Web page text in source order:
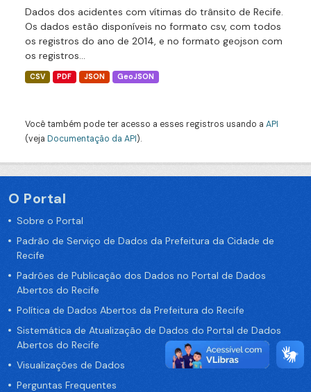
Dados dos acidentes com vítimas do trânsito de Recife.
Os dados estão disponíveis no formato csv, com todos
os registros do ano de 2014, e no formato geojson com
os registros...
CSV PDF JSON GeoJSON
Você também pode ter acesso a esses registros usando a API
(veja Documentação da API).
O Portal
Sobre o Portal
Padrão de Serviço de Dados da Prefeitura da Cidade de
Recife
Padrões de Publicação dos Dados no Portal de Dados
Abertos do Recife
Política de Dados Abertos da Prefeitura do Recife
Sistemática de Atualização de Dados do Portal de Dados
Abertos do Recife
Visualizações de Dados
Perguntas Frequentes